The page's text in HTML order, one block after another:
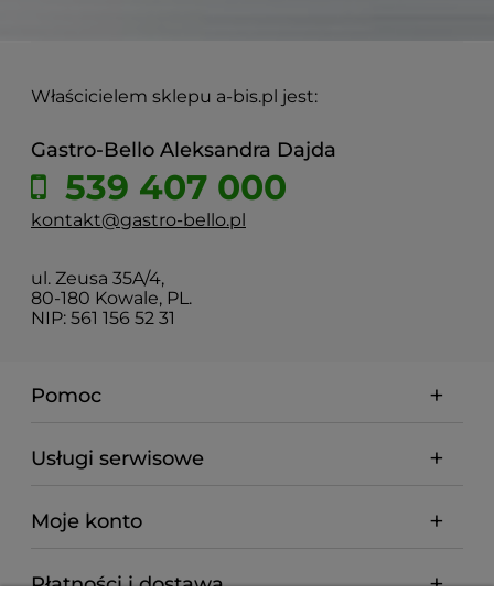
Właścicielem sklepu a-bis.pl jest:
Gastro-Bello Aleksandra Dajda
539 407 000
kontakt@gastro-bello.pl
ul. Zeusa 35A/4,
80-180 Kowale, PL.
NIP: 561 156 52 31
Pomoc
Usługi serwisowe
Moje konto
Płatności i dostawa